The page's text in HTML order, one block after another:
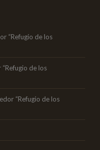
“Refugio de los
de los
“Refugio de los